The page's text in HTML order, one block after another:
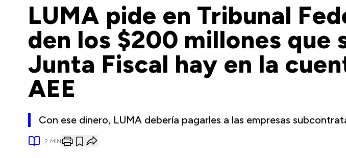
LUMA pide en Tribunal
den los $200 millones que
Junta Fiscal hay en la
AEE
Con ese dinero, LUMA debería pagarles a las empresas
2 MIN